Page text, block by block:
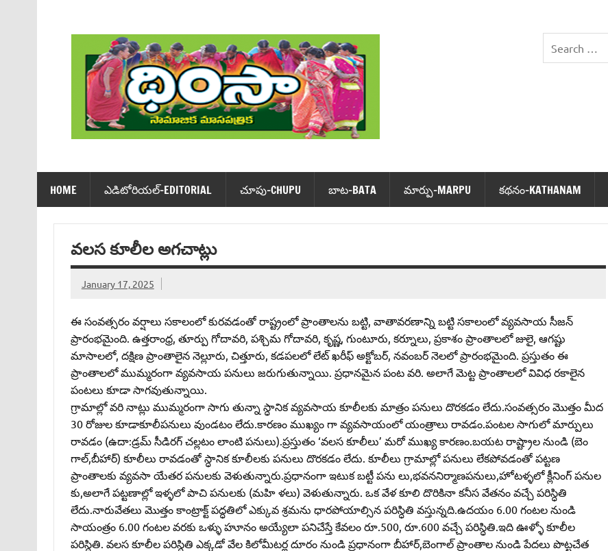
HOME ఎడిటోరియ‌ల్-EDITORIAL చూపు-CHUPU బాట‌-BATA మార్పు-MARPU క‌థ‌నం-KATHANAM
వలస కూలీల అగచాట్లు
January 17, 2025
ఈ సంవత్సరం వర్షాలు సకాలంలో కురవడంతో రాష్ట్రంలో ప్రాంతాలను బట్టి, వాతావరణాన్ని బట్టి సకాలంలో వ్యవసాయ సీజన్‌
ప్రారంభమైంది. ఉత్తరాంధ్ర, తూర్పు గోదావరి, పశ్చిమ గోదావరి, కృష్ణ, గుంటూరు, కర్నూలు, ప్రకాశం ప్రాంతాలలో జులై, ఆగష్టు
మాసాలలో, దక్షిణ ప్రాంతాలైన నెల్లూరు, చిత్తూరు, కడపలలో లేట్‌ ఖరీఫ్‌ అక్టోబర్‌, నవంబర్‌ నెలలో ప్రారంభమైంది. ప్రస్తుతం ఈ
ప్రాంతాలలో ముమ్మరంగా వ్యవసాయ పనులు జరుగుతున్నాయి. ప్రధానమైన పంట వరి. అలాగే మెట్ట ప్రాంతాలలో వివిధ రకాలైన
పంటలు కూడా సాగవుతున్నాయి.
గ్రామాల్లో వరి నాట్లు ముమ్మరంగా సాగు తున్నా స్ధానిక వ్యవసాయ కూలీలకు మాత్రం పనులు దొరకడం లేదు.సంవత్సరం మొత్తం మీద
30 రోజుల కూడాకూలీపనులు వుండటం లేదు.కారణం ముఖ్యం గా వ్యవసాయంలో యంత్రాలు రావడం.పంటల సాగులో మార్పులు
రావడం (ఉదా:డ్రమ్‌ సీడిరగ్‌ చల్లటం లాంటి పనులు).ప్రస్తుతం ‘వలస కూలీలు’ మరో ముఖ్య కారణం.బయట రాష్ట్రాల నుండి (బెం
గాల్‌,బీహార్‌) కూలీలు రావడంతో స్ధానిక కూలీలకు పనులు దొరకడం లేదు. కూలీలు గ్రామాల్లో పనులు లేకపోవడంతో పట్టణ
ప్రాంతాలకు వ్యవసా యేతర పనులకు వెళుతున్నారు.ప్రధానంగా ఇటుక బట్టీ పను లు,భవననిర్మాణపనులు,హోటళ్ళలో క్లీనింగ్‌ పనుల
కు,అలాగే పట్టణాల్లో ఇళ్ళలో పాచి పనులకు (మహి ళలు) వెళుతున్నారు. ఒక వేళ కూలి దొరికినా కనీస వేతనం వచ్చే పరిస్ధితి
లేదు.నారువేతలు మొత్తం కాంట్రాక్ట్‌ పద్ధతిలో ఎక్కువ శ్రమను ధారపోయాల్సిన పరిస్ధితి వస్తున్నది.ఉదయం 6.00 గంటల నుండి
సాయంత్రం 6.00 గంటల వరకు ఒళ్ళు హూనం అయ్యేలా పనిచేస్తే కేవలం రూ.500, రూ.600 వచ్చే పరిస్ధితి.ఇది ఊళ్ళో కూలీల
పరిస్ధితి. వలస కూలీల పరిస్ధితి ఎక్కడో వేల కిలోమీటర్ల దూరం నుండి ప్రధానంగా బీహార్‌,బెంగాల్‌ ప్రాంతాల నుండి పేదలు పొట్టచేత